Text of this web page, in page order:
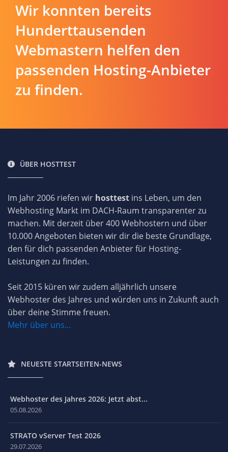
Wir konnten bereits
Hunderttausenden
Webmastern helfen den
passenden Hosting-Anbieter
zu finden.
ÜBER HOSTTEST
Im Jahr 2006 riefen wir hosttest ins Leben, um den
Webhosting Markt im DACH-Raum transparenter zu
machen. Mit derzeit über 400 Webhostern und über
10.000 Angeboten bieten wir dir die beste Grundlage,
den für dich passenden Anbieter für Hosting-
Leistungen zu finden.
Seit 2015 küren wir zudem alljährlich unsere
Webhoster des Jahres und würden uns in Zukunft auch
über deine Stimme freuen.
Mehr über uns...
NEUESTE STARTSEITEN-NEWS
Webhoster des Jahres 2026: Jetzt abst...
05.08.2026
STRATO vServer Test 2026
29.07.2026